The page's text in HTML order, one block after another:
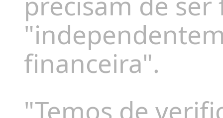
financeira".